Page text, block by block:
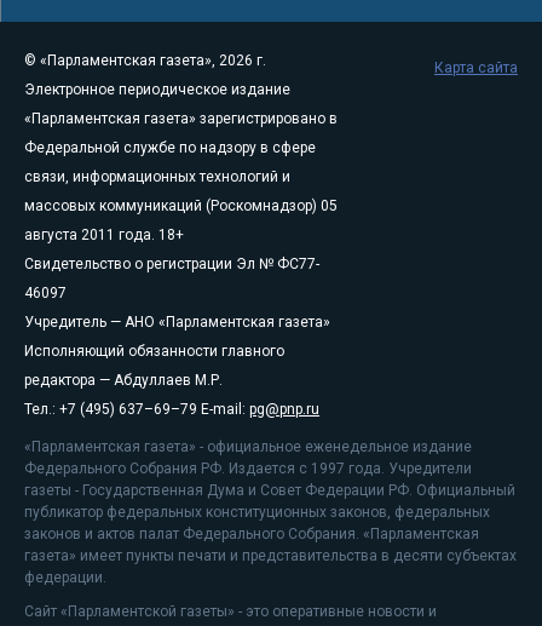
© «Парламентская газета», 2026 г.
Электронное периодическое издание
«Парламентская газета» зарегистрировано в
Федеральной службе по надзору в сфере
связи, информационных технологий и
массовых коммуникаций (Роскомнадзор) 05
августа 2011 года. 18+
Свидетельство о регистрации Эл № ФС77-
46097
Учредитель — АНО «Парламентская газета»
Исполняющий обязанности главного
редактора — Абдуллаев М.Р.
Тел.: +7 (495) 637–69–79 E-mail: pg@pnp.ru
«Парламентская газета» - официальное еженедельное издание
Федерального Собрания РФ. Издается с 1997 года. Учредители
газеты - Государственная Дума и Совет Федерации РФ. Официальный
публикатор федеральных конституционных законов, федеральных
законов и актов палат Федерального Собрания. «Парламентская
газета» имеет пункты печати и представительства в десяти субъектах
федерации.
Сайт «Парламентской газеты» - это оперативные новости и
Карта сайта